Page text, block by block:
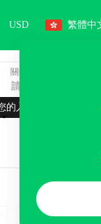
USD 繁體中
入住人數
關鍵字
行李寄存服務